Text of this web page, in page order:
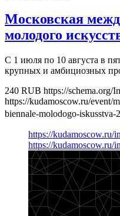
Московская
молодого
С 1 июля по 10 августа в
крупных и амбициозных
240 RUB https://schema.org/
https://kudamoscow.ru/event/
biennale-molodogo-iskusstva-
https://kudamoscow.ru/
https://kudamoscow.ru/